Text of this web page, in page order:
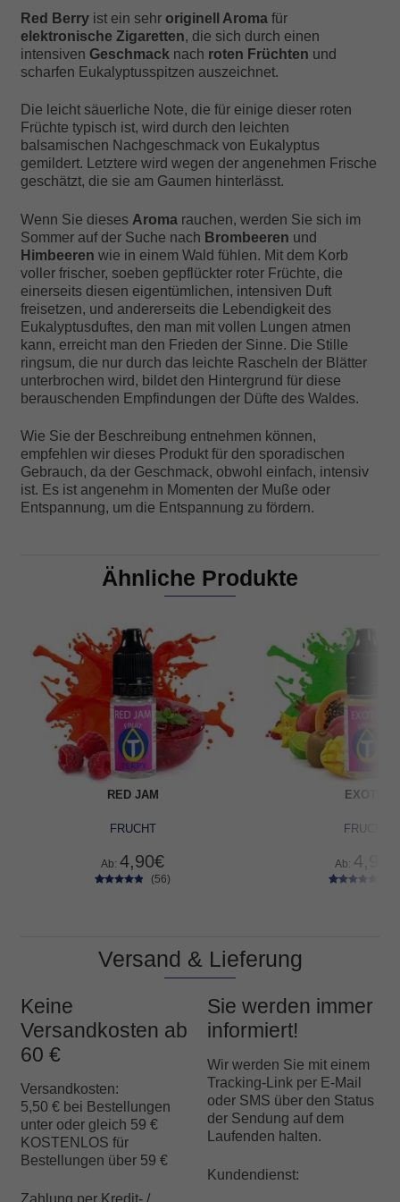
Red Berryist ein sehr originell Aromafür
elektronische Zigaretten, die sich durch einen
intensiven Geschmack nach roten Früchten und
scharfen Eukalyptusspitzen auszeichnet.
Die leicht säuerliche Note, die für einige dieser roten
Früchte typisch ist, wird durch den leichten
balsamischen Nachgeschmack von Eukalyptus
gemildert. Letztere wird wegen der angenehmen Frische
geschätzt, die sie am Gaumen hinterlässt.
Wenn Sie dieses Aromarauchen, werden Sie sich im
Sommer auf der Suche nach Brombeeren und
Himbeeren wie in einem Wald fühlen. Mit dem Korb
voller frischer, soeben gepflückter roter Früchte, die
einerseits diesen eigentümlichen, intensiven Duft
freisetzen, und andererseits die Lebendigkeit des
Eukalyptusduftes, den man mit vollen Lungen atmen
kann, erreicht man den Frieden der Sinne. Die Stille
ringsum, die nur durch das leichte Rascheln der Blätter
unterbrochen wird, bildet den Hintergrund für diese
berauschenden Empfindungen der Düfte des Waldes.
Wie Sie der Beschreibung entnehmen können,
empfehlen wir dieses Produkt für den sporadischen
Gebrauch, da der Geschmack, obwohl einfach, intensiv
ist. Es ist angenehm in Momenten der Muße oder
Entspannung, um die Entspannung zu fördern.
Ähnliche Produkte
RED JAM
FRUCHT
Ab:4,90€
auf
Kundenbe
(56)
EXOTIC
FRUCHT
Ab: 4,90
Versand & Lieferung
Keine
Versandkosten ab
60 €
Versandkosten:
5,50 € bei Bestellungen
unter oder gleich 59 €
KOSTENLOS für
Bestellungen über 59 €
Zahlung per Kredit- /
Sie werden immer
informiert!
Wir werden Sie mit einem
Tracking-Link per E-Mail
oder SMS über den Status
der Sendung auf dem
Laufenden halten.
Kundendienst: